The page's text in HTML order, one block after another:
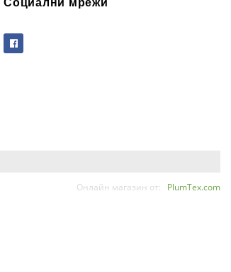
Социални мрежи
Онлайн магазин от: PlumTex.com